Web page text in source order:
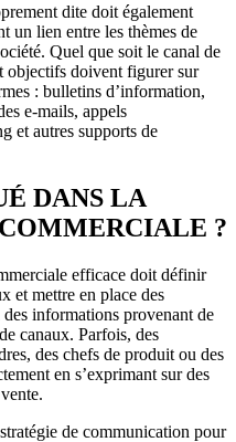
dite doit également
un lien entre les thèmes de
Quel que soit le canal de
objectifs doivent figurer sur
: bulletins d’information,
e-mails, appels
et autres supports de
DANS LA
?
efficace doit définir
et mettre en place des
informations provenant de
canaux. Parfois, des
des chefs de produit ou des
en s’exprimant sur des
de communication pour